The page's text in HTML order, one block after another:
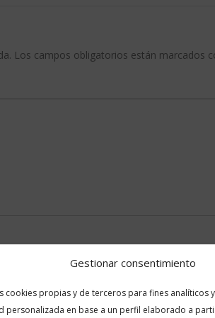
Gestionar consentimiento
cookies propias y de terceros para fines analíticos
personalizada en base a un perfil elaborado a
Los campos obligatorios están marcados